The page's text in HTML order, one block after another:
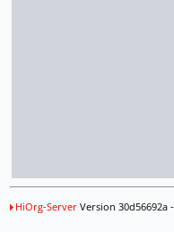
HiOrg-ServerVersion 30d56692a -